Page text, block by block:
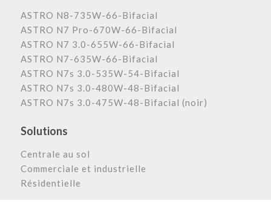
ASTRO N8-735W-66-Bifacial
ASTRO N7 Pro-670W-66-Bifacial
ASTRO N7 3.0-655W-66-Bifacial
ASTRO N7-635W-66-Bifacial
ASTRO N7s 3.0-535W-54-Bifacial
ASTRO N7s 3.0-480W-48-Bifacial
ASTRO N7s 3.0-475W-48-Bifacial (noir)
Solutions
Centrale au sol
Commerciale et industrielle
Résidentielle